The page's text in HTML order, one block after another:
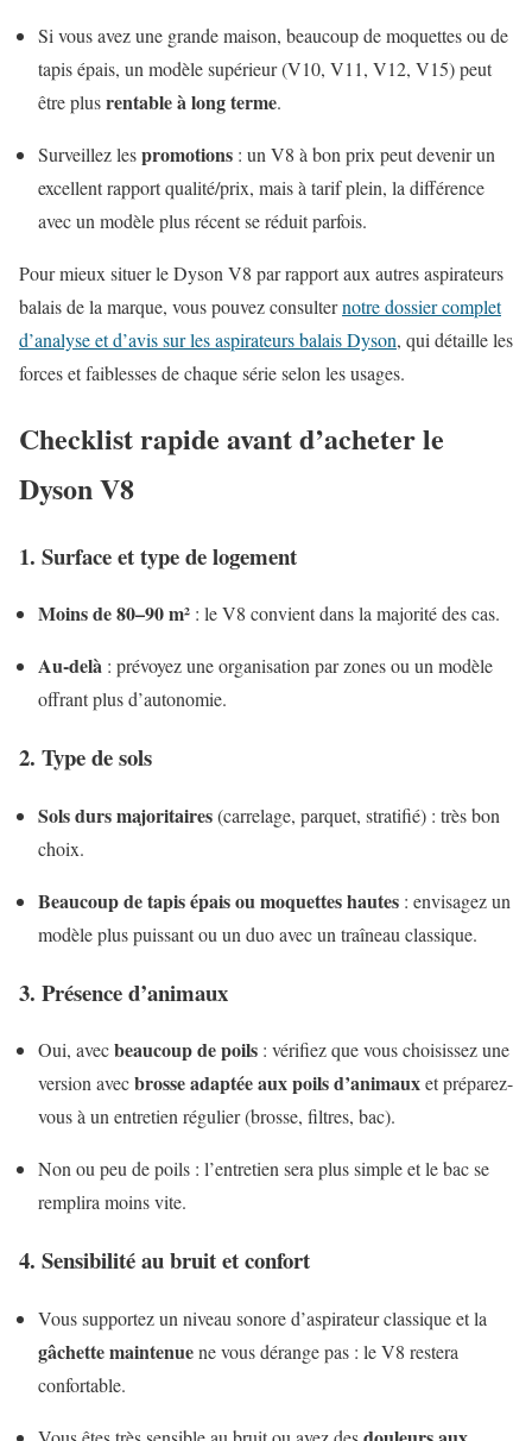
Si vous avez une grande maison, beaucoup de moquettes ou de
tapis épais, un modèle supérieur (V10, V11, V12, V15) peut
être plusrentable à long terme.
Surveillez lespromotions : un V8 à bon prix peut devenir un
excellent rapport qualité/prix, mais à tarif plein, la différence
avec un modèle plus récent se réduit parfois.
Pour mieux situer le Dyson V8 par rapport aux autres aspirateurs
balais de la marque, vous pouvez consulternotre dossier complet
d’analyse et d’avis sur les aspirateurs balais Dyson, qui détaille les
forces et faiblesses de chaque série selon les usages.
Checklist rapide avant d’acheter le
Dyson V8
1. Surface et type de logement
Moins de 80–90 m² : le V8 convient dans la majorité des cas.
Au-delà : prévoyez une organisation par zones ou un modèle
offrant plus d’autonomie.
2. Type de sols
Sols durs majoritaires(carrelage, parquet, stratifié) : très bon
choix.
Beaucoup de tapis épais ou moquettes hautes : envisagez un
modèle plus puissant ou un duo avec un traîneau classique.
3. Présence d’animaux
Oui, avecbeaucoup de poils : vérifiez que vous choisissez une
version avecbrosse adaptée aux poils d’animauxet préparez-
vous à un entretien régulier (brosse, filtres, bac).
Non ou peu de poils : l’entretien sera plus simple et le bac se
remplira moins vite.
4. Sensibilité au bruit et confort
Vous supportez un niveau sonore d’aspirateur classique et la
gâchette maintenuene vous dérange pas : le V8 restera
confortable.